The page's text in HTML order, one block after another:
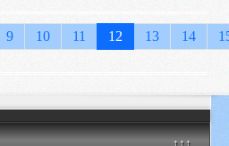
↑↑↑
Seite 12 von 138
9 10 11 12 13 14